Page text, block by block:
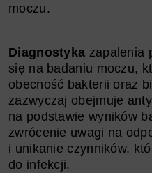
moczu.
Diagnostyka zapalenia
się na badaniu moczu,
obecność bakterii oraz
zazwyczaj obejmuje
na podstawie wyników
zwrócenie uwagi na
i unikanie czynników,
do infekcji.